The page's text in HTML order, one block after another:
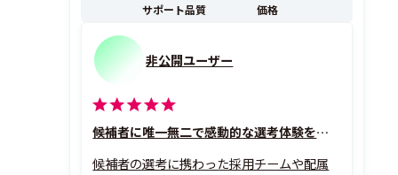
サポート品質
価格
非公開ユーザー
候補者に唯一無二で感動的な選考体験を届けられる
候補者の選考に携わった採用チームや配属